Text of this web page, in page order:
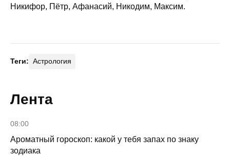
Никифор, Пётр, Афанасий, Никодим, Максим.
Теги: Астрология
Лента
08:00
Ароматный гороскоп: какой у тебя запах по знаку
зодиака